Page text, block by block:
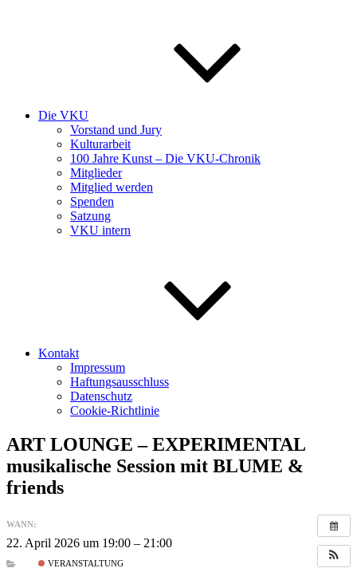
Die VKU
Vorstand und Jury
Kulturarbeit
100 Jahre Kunst – Die VKU-Chronik
Mitglieder
Mitglied werden
Spenden
Satzung
VKU intern
Kontakt
Impressum
Haftungsausschluss
Datenschutz
Cookie-Richtlinie
ART LOUNGE – EXPERIMENTAL
musikalische Session mit BLUME &
friends
WANN:
22. April 2026 um 19:00 – 21:00
VERANSTALTUNG